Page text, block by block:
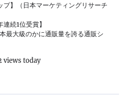
プ】（日本マーケティングリサーチ
続1位受賞】
最大級のかに通販量を誇る通販シ
views today